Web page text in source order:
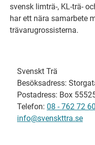
svensk limträ-, KL-trä-
har ett nära samarbete
trävarugrossisterna.
Svenskt Trä
Besöksadress:
Postadress: Box
Telefon: 08 - 762 72 60
info@svenskttra.se